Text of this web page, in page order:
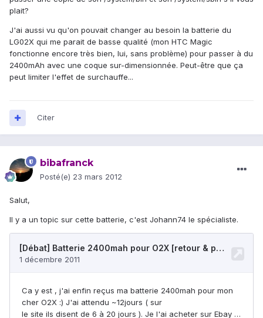
plait?
J'ai aussi vu qu'on pouvait changer au besoin la batterie du
LG02X qui me parait de basse qualité (mon HTC Magic
fonctionne encore très bien, lui, sans problème) pour passer à du
2400mAh avec une coque sur-dimensionnée. Peut-être que ça
peut limiter l'effet de surchauffe...
Citer
bibafranck
Posté(e) 23 mars 2012
Salut,
Il y a un topic sur cette batterie, c'est Johann74 le spécialiste.